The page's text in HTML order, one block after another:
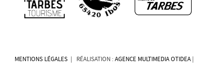
MENTIONS LÉGALES | RÉALISATION :AGENCE MULTIMEDIA OTIDEA |